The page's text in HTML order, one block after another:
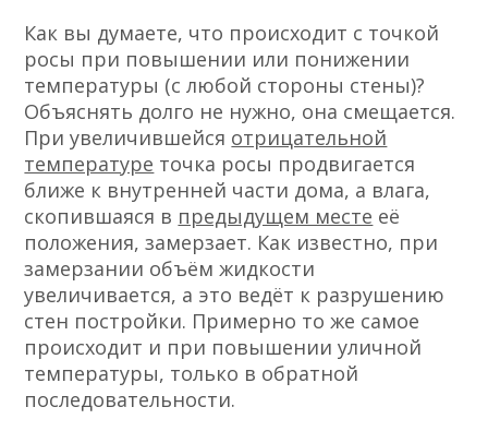
Как вы думаете, что происходит с точкой
росы при повышении или понижении
температуры (с любой стороны стены)?
Объяснять долго не нужно, она смещается.
При увеличившейся отрицательной
температуре точка росы продвигается
ближе к внутренней части дома, а влага,
скопившаяся в предыдущем месте её
положения, замерзает. Как известно, при
замерзании объём жидкости
увеличивается, а это ведёт к разрушению
стен постройки. Примерно то же самое
происходит и при повышении уличной
температуры, только в обратной
последовательности.